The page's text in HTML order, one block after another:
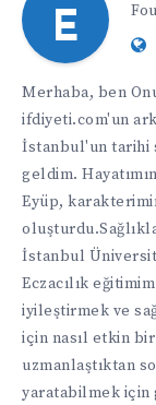
E
Merhaba, ben
ifdiyeti.com'un
İstanbul'un tarihi
geldim.
Eyüp,
İstanbul
Eczacılık
iyileştirmek ve
için nasıl etkin
uzmanlaştıktan
yaratabilmek için